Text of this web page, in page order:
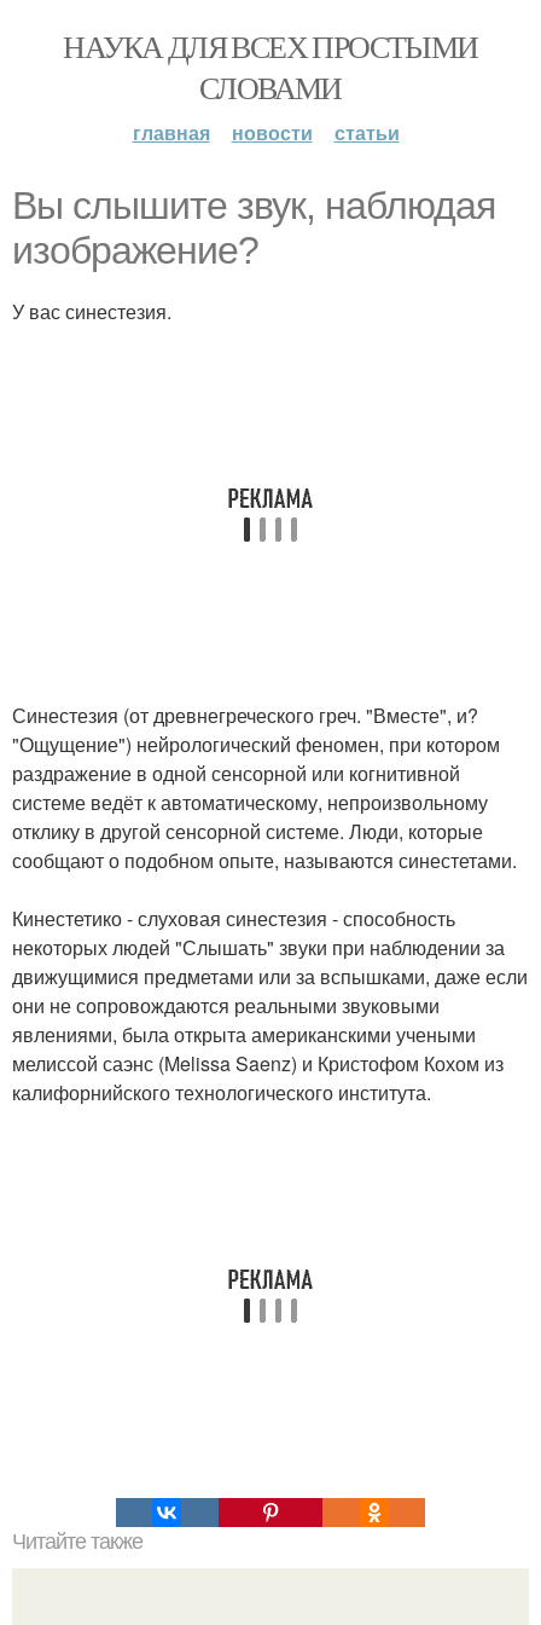
НАУКА ДЛЯ ВСЕХ ПРОСТЫМИ
СЛОВАМИ
главная новости статьи
Вы слышите звук, наблюдая
изображение?
У вас синестезия.
Синестезия (от древнегреческого греч. "Вместе", и?
"Ощущение") нейрологический феномен, при котором
раздражение в одной сенсорной или когнитивной
системе ведёт к автоматическому, непроизвольному
отклику в другой сенсорной системе. Люди, которые
сообщают о подобном опыте, называются синестетами.
Кинестетико - слуховая синестезия - способность
некоторых людей "Слышать" звуки при наблюдении за
движущимися предметами или за вспышками, даже если
они не сопровождаются реальными звуковыми
явлениями, была открыта американскими учеными
мелиссой саэнс (Melissa Saenz) и Кристофом Кохом из
калифорнийского технологического института.
Читайте также